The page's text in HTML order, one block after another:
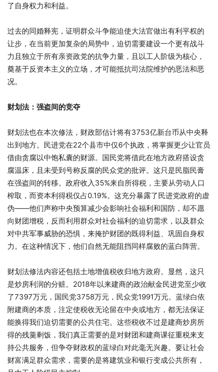
了自身权力和利益。
过去的同婚释宪，证明群众斗争能迫使大法官做出有利平权的
让步，在当前更加复杂的局势中，迫切需要建设一个更有战斗
力且独立于所有亲资政党的抗争力量，且以工人阶级为核心，
奠基于反资本主义的立场，才可能抵抗司法院维护的恶法和恶
况。
财划法：强盗间的竞夺
财划法也在本次修法，财政部估计将有3753亿新台币从中央释
出到地方。民进党在22个县市中仅6个执政，将掌握更少让官员
借由贪腐以中饱私囊的财源。国民党将借此在地方政府搭设贪
腐温床，且未受到号称反腐的民众党的批评。这只是民脂民膏
在强盗间的转移。政府收入35%来自所得税，主要从劳动人口
榨取，而资本利得税仅占0.19%。这充分暴露了民进党政府的虚
伪——他们声称中央预算减少会影响社会福利和国防，却不愿
向财团增税，反而利用群众对社会福利的迫切需求，以及群众
对中共军事威胁的恐惧，来掩护财团的既得利益、巩固自身权
力。在这种情况下，他们自然无能阻挡同样腐败的蓝白阵营。
财划法修法内容还包括土地增值税收归地方政府。显然，这只
是炒房利润的分赃。2018年以来建商的政治献金民进党至少收
了7397万元，国民党3758万元，民众党1991万元。蓝绿白依
附建商的本质，注定使税收无论留在中央或地方，都无法保证
能换得我们迫切需要的公共住宅。这些税收不过是建商炒房所
得的残羹剩饭，我们真正需要的是对财团和建商课征重税来支
持公共服务，但争夺财政权的蓝绿白对此毫无兴趣。要让社会
财富满足群众需求，需要的是将建筑业和银行变成公共所有，